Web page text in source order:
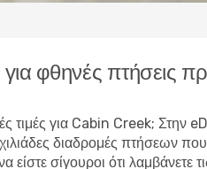
φθηνές πτήσεις
τιμές για Cabin Creek;
διαδρομές πτήσεων
είστε σίγουροι ότι